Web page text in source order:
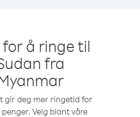
å ringe til
fra
gir deg mer ringetid for
Velg blant våre